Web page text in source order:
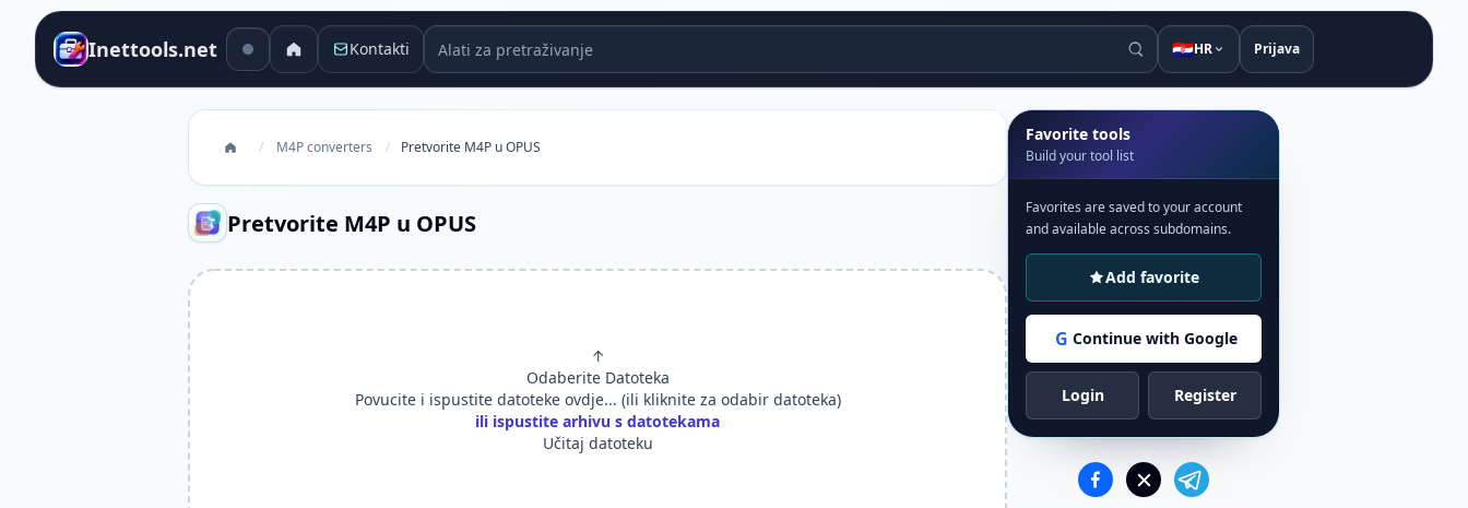
Inettools.net Kontakti Alati za pretraživanje 🇭🇷HR Prijava
/ M4P converters / Pretvorite M4P u OPUS
Pretvorite M4P u OPUS
↑
Odaberite Datoteka
Povucite i ispustite datoteke ovdje... (ili kliknite za odabir datoteka)
ili ispustite arhivu s datotekama
Učitaj datoteku
Favorite tools
Build your tool list
Favorites are saved to your account
and available across subdomains.
Add favorite
G Continue with Google
Login Register